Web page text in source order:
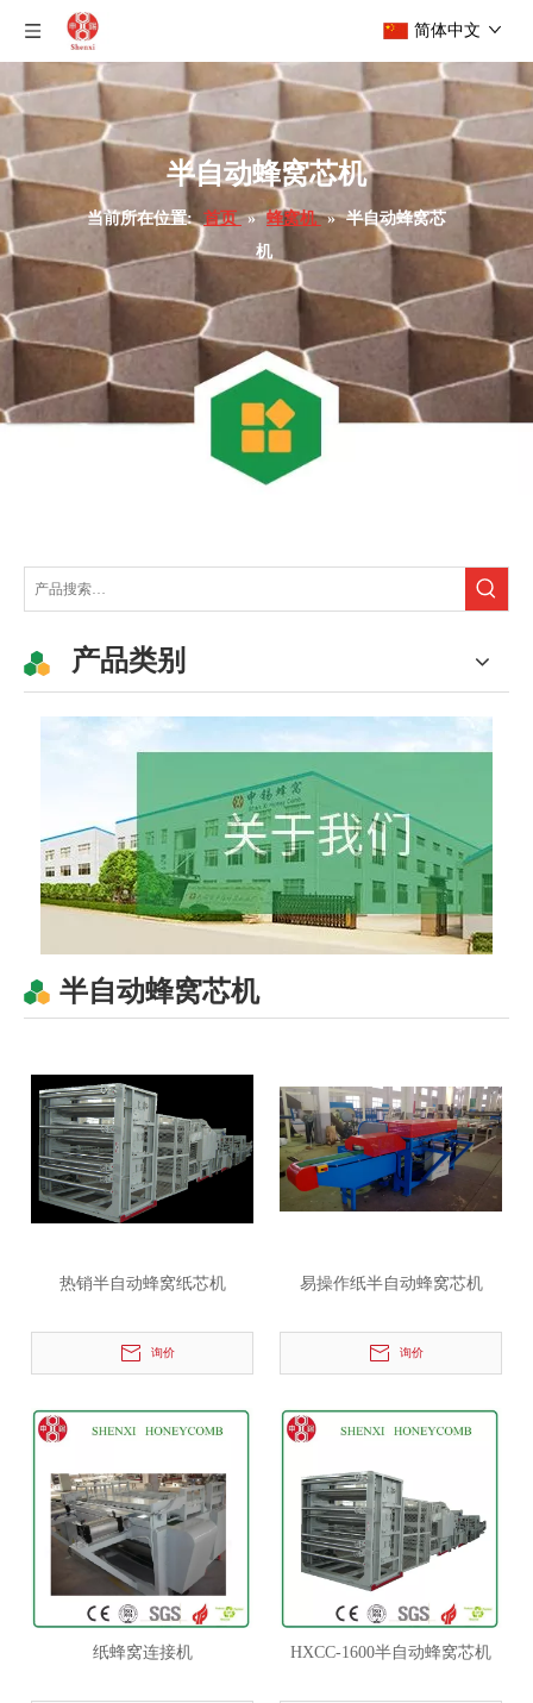
简体中文
半自动蜂窝芯机
当前所在位置: 首页 » 蜂窝机 » 半自动蜂窝芯
机
产品类别
半自动蜂窝芯机
热销半自动蜂窝纸芯机
询价
易操作纸半自动蜂窝芯机
询价
纸蜂窝连接机 HXCC-1600半自动蜂窝芯机